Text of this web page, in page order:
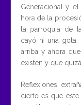
Generacional y
hora de la
la parroquia de
cayó ni una gota.
arriba y ahora
existen y que
Reflexiones
cierto es que